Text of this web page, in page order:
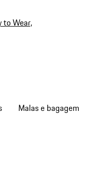
to Wear,
Malas e bagagem